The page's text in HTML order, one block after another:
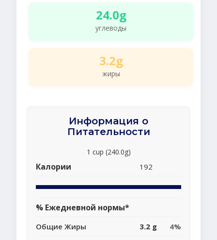
24.0g
углеводы
3.2g
жиры
Информация о
Питательности
1 cup (240.0g)
Калории 192
% Ежедневной нормы*
Общие Жиры 3.2 g
4%